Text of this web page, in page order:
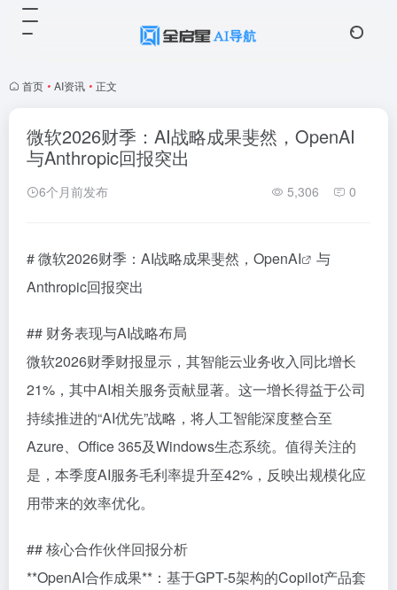
首页 • AI资讯 • 正文
微软2026财季：AI战略成果斐然，OpenAI
与Anthropic回报突出
6个月前发布 5,306 0
# 微软2026财季：AI战略成果斐然， OpenAI
与
Anthropic回报突出
## 财务表现与AI战略布局
微软2026财季财报显示，其智能云业务收入同比增长
21%，其中AI相关服务贡献显著。这一增长得益于公司
持续推进的“AI优先”战略，将人工智能深度整合至
Azure、Office 365及Windows生态系统。值得关注的
是，本季度AI服务毛利率提升至42%，反映出规模化应
用带来的效率优化。
## 核心合作伙伴回报分析
**OpenAI合作成果**：基于GPT-5架构的Copilot产品套